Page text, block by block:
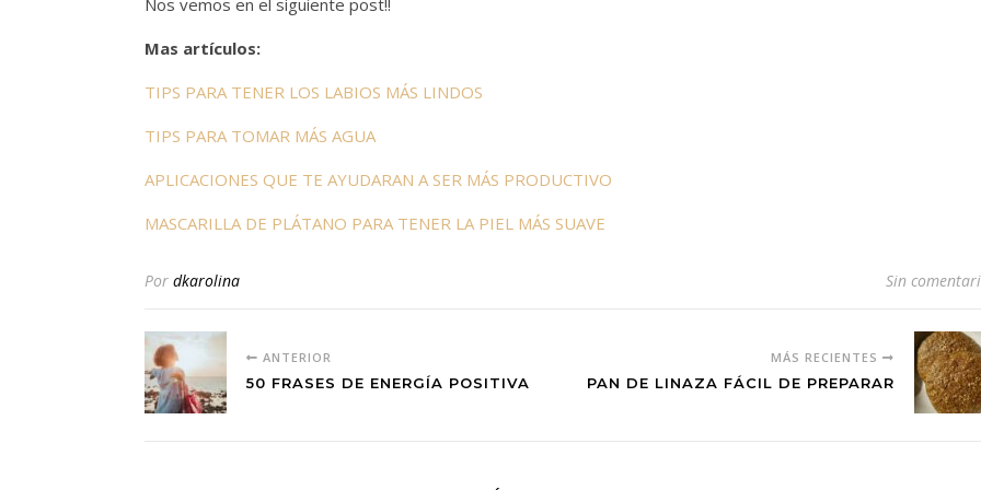
Nos vemos en el siguiente post!!
Mas artículos:
TIPS PARA TENER LOS LABIOS MÁS LINDOS
TIPS PARA TOMAR MÁS AGUA
APLICACIONES QUE TE AYUDARAN A SER MÁS PRODUCTIVO
MASCARILLA DE PLÁTANO PARA TENER LA PIEL MÁS SUAVE
Por dkarolina Sin
ANTERIOR
50 FRASES DE ENERGÍA POSITIVA
MÁS RECIENTES
PAN DE LINAZA FÁCIL DE PREPARAR